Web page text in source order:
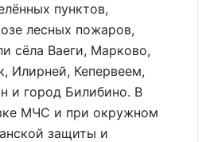
пунктов,
лесных пожаров,
сёла Ваеги, Марково,
Илирней, Кепервеем,
и город Билибино. В
МЧС и при окружном
защиты и